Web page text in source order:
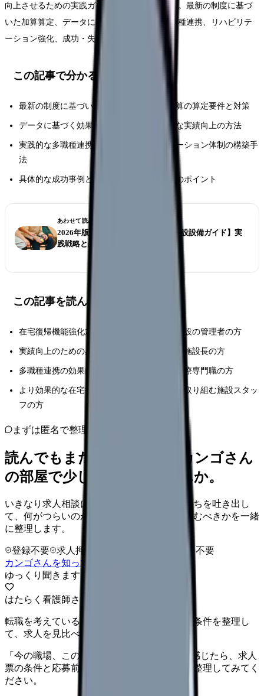
向上させるための実践ガイドを徹底解説します。最新の制度に基づ
いた加算算定、データに基づく体制整備、多職種連携、リハビリテ
ーション強化、成功・失敗事例分析など、
この記事で分かること
最新の制度に基づいた在宅復帰機能強化加算の算定要件と対策
データに基づく効果的な体制整備と継続的な実績向上の方法
実践的な多職種連携の進め方とリハビリテーション体制の構築手
法
具体的な成功事例と失敗事例から学ぶ実践のポイント
あわせて読みたい
2026年版【特別養護老人ホームの施設設備ガイド】実
践戦略と品質向上のポイントを解説
この記事を読んでほしい人
在宅復帰機能強化加算の取得を目指す老健施設の管理者の方
実績向上のための具体的な方策を探している施設長の方
多職種連携の効果的な推進方法を知りたい医療専門職の方
より効果的な在宅復帰支援の仕組みづくりに取り組む施設スタッ
フの方
まずは匿名で整理
読んでもまだ苦しいなら、カンゴさん
の部屋で少し話してみませんか。
いきなり求人相談には進みません。今の気持ちを吐き出し
て、何がつらいのか、辞めるべきか、少し休むべきかを一緒
に整理します。
登録不要 求人押し売りなし
病院名は入力不要
カンゴさんを知ってから相談する
ゆっくり聞きます
はたらく看護師さん 求人
転職を考えている看護師さんへ。まずは希望条件を整理し
て、求人を見比べられます。
「今の職場、このままでいいのかな...」そう感じたら、求人
票の条件と応募前に確認したい不安を分けて整理してみてく
ださい。